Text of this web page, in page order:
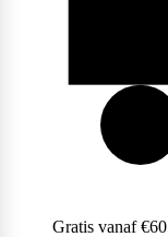
Gratis vanaf €60